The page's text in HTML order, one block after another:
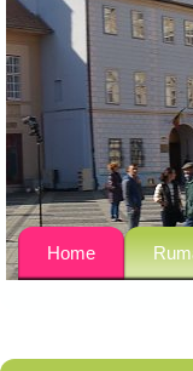
Home
Neue